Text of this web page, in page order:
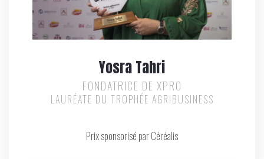
Yosra Tahri
FONDATRICE DE XPRO
LAURÉATE DU TROPHÉE AGRIBUSINESS
Prix sponsorisé par Céréalis